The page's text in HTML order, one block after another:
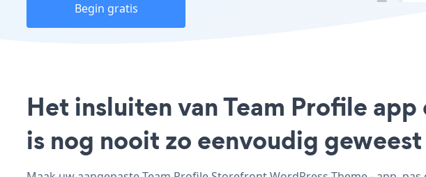
Begin gratis
Het insluiten van Team Profile
is nog nooit zo eenvoudig geweest